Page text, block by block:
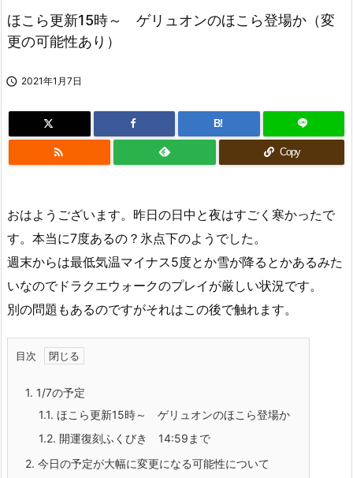
ほこら更新15時～ ゲリュオンのほこら登場か（変
更の可能性あり）
 2021年1月7日
B!
 Copy
おはようございます。昨日の日中と夜はすごく寒かったで
す。本当に7度あるの？氷点下のようでした。
週末からは最低気温マイナス5度とか雪が降るとかあるみた
いなのでドラクエウォークのプレイが厳しい状況です。
別の問題もあるのですがそれはこの後で触れます。
目次
1. 1/7の予定
1.1. ほこら更新15時～ ゲリュオンのほこら登場か
1.2. 開運復刻ふくびき 14:59まで
2. 今日の予定が大幅に変更になる可能性について